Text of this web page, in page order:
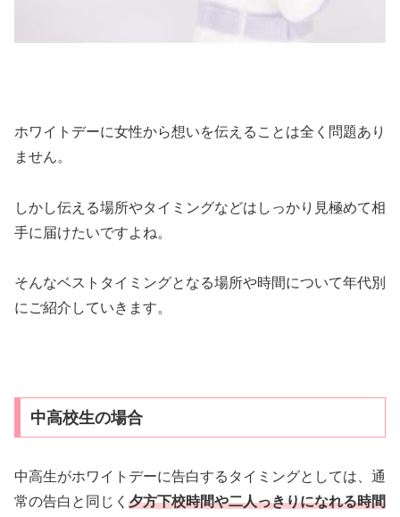
ホワイトデーに女性から想いを伝えることは全く問題あり
ません。
しかし伝える場所やタイミングなどはしっかり見極めて相
手に届けたいですよね。
そんなベストタイミングとなる場所や時間について年代別
にご紹介していきます。
中高校生の場合
中高生がホワイトデーに告白するタイミングとしては、通
常の告白と同じく 夕方下校時間や二人っきりになれる時間